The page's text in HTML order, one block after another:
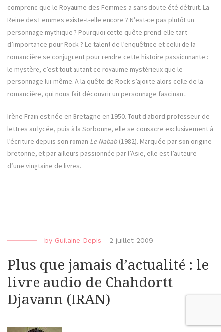
comprend que le Royaume des Femmes a sans doute été détruit. La
Reine des Femmes existe-t-elle encore ? N’est-ce pas plutôt un
personnage mythique ? Pourquoi cette quête prend-elle tant
d’importance pour Rock ? Le talent de l’enquêtrice et celui de la
romancière se conjuguent pour rendre cette histoire passionnante :
le mystère, c’est tout autant ce royaume mystérieux que le
personnage lui-même. A la quête de Rock s’ajoute alors celle de la
romancière, qui nous fait découvrir un personnage fascinant.
Irène Frain est née en Bretagne en 1950. Tout d’abord professeur de
lettres au lycée, puis à la Sorbonne, elle se consacre exclusivement à
l’écriture depuis son roman Le Nabab (1982). Marquée par son origine
bretonne, et par ailleurs passionnée par l’Asie, elle est l’auteure
d’une vingtaine de livres.
by Guilaine Depis - 2 juillet 2009
Plus que jamais d’actualité : le
livre audio de Chahdortt
Djavann (IRAN)